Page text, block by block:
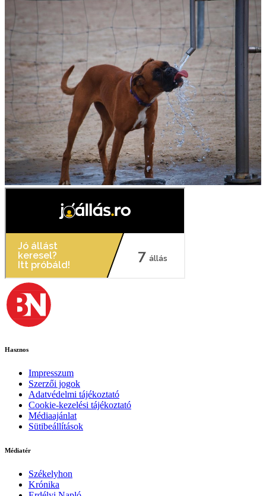
Hasznos
Impresszum
Szerzői jogok
Adatvédelmi tájékoztató
Cookie-kezelési tájékoztató
Médiaajánlat
Sütibeállítások
Médiatér
Székelyhon
Krónika